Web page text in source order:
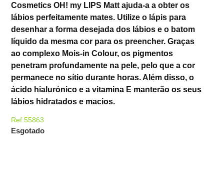
Cosmetics OH! my LIPS Matt ajuda-a a obter os
lábios perfeitamente mates. Utilize o lápis para
desenhar a forma desejada dos lábios e o batom
líquido da mesma cor para os preencher. Graças
ao complexo Mois-in Colour, os pigmentos
penetram profundamente na pele, pelo que a cor
permanece no sítio durante horas. Além disso, o
ácido hialurónico e a vitamina E manterão os seus
lábios hidratados e macios.
Ref:55863
Esgotado